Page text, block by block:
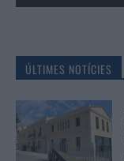
ÚLTIMES NOTÍCIES